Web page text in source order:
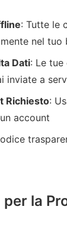
: Tutte le
nel tuo
Dati: Le tue
inviate a
Richiesto:
account
la